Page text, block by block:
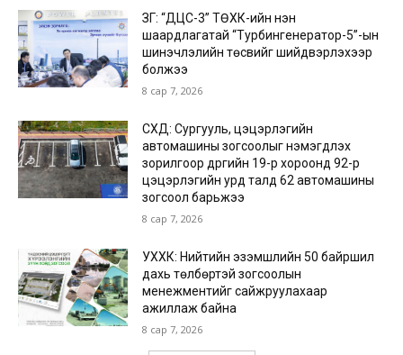
ЗГ: “ДЦС-3” ТӨХК-ийн нэн
шаардлагатай “Турбингенератор-5”-ын
шинэчлэлийн төсвийг шийдвэрлэхээр
болжээ
8 сар 7, 2026
СХД: Сургууль, цэцэрлэгийн
автомашины зогсоолыг нэмэгдүүлэх
зорилгоор дүүргийн 19-р хороонд 92-р
цэцэрлэгийн урд талд 62 автомашины
зогсоол барьжээ
8 сар 7, 2026
УХХК: Нийтийн эзэмшлийн 50 байршил
дахь төлбөртэй зогсоолын
менежментийг сайжруулахаар
ажиллаж байна
8 сар 7, 2026